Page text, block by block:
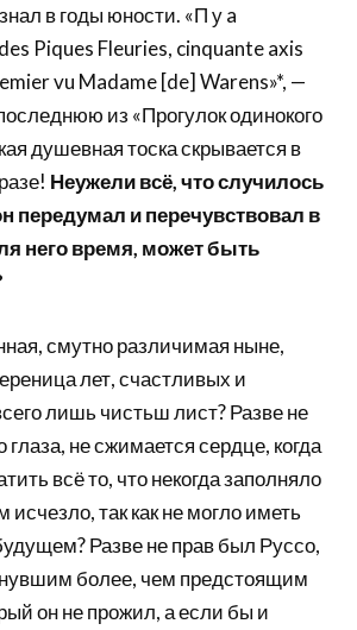
в годы юности. «П у a
Piques Fleuries, cinquante axis
vu Madame [de] Warens»*, —
из «Прогулок одинокого
душевная тоска скрывается в
Неужели всё, что случилось
передумал и перечувствовал в
него время, может быть
смутно различимая ныне,
лет, счастливых и
лишь чистьш лист? Разве не
не сжимается сердце, когда
всё то, что некогда заполняло
исчезло, так как не могло иметь
Разве не прав был Руссо,
более, чем предстоящим
он не прожил, а если бы и